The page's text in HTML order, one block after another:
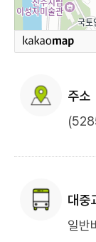
주소
대중
일반